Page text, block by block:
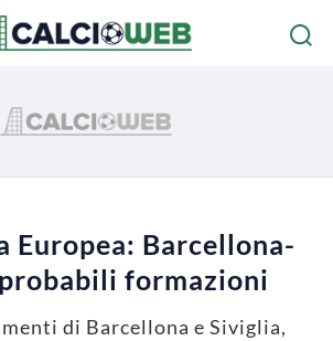
Europea: Barcellona-
formazioni
di Barcellona e Siviglia,